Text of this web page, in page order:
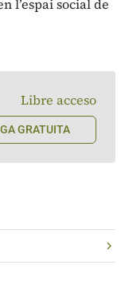
l’espai social de
Libre acceso
GRATUITA